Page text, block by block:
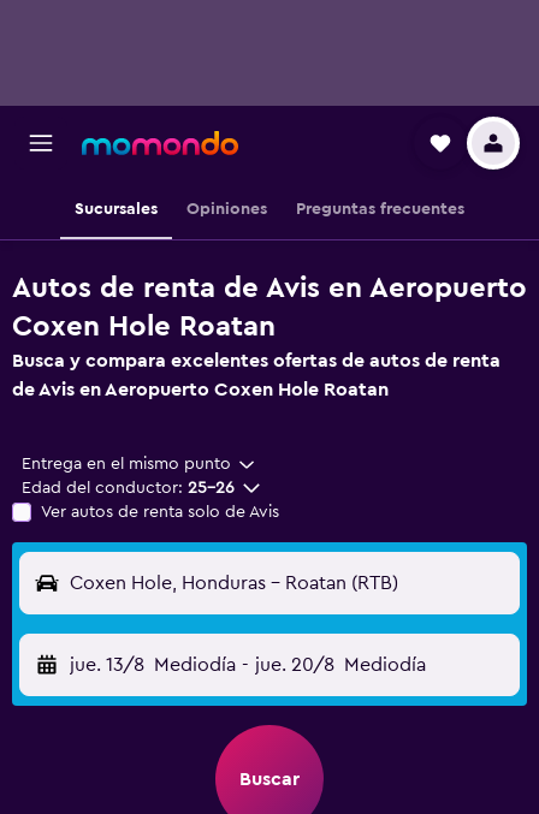
Sucursales Opiniones Preguntas frecuentes
Autos de renta de Avis en Aeropuerto
Coxen Hole Roatan
Busca y compara excelentes ofertas de autos de renta
de Avis en Aeropuerto Coxen Hole Roatan
Entrega en el mismo punto
Edad del conductor: 25-26
Ver autos de renta solo de Avis
Coxen Hole, Honduras - Roatan (RTB)
jue. 13/8 Mediodía - jue. 20/8 Mediodía
Buscar